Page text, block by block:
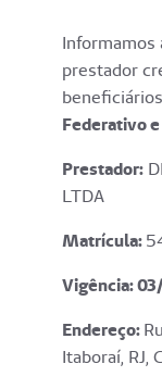
Informamos
prestador
Federativo
Prestador:
LTDA
Matrícula:
Vigência: 03
Endereço:
Itaboraí, RJ,